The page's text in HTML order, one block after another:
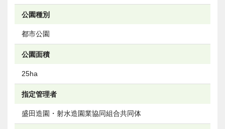
公園種別
都市公園
公園面積
25ha
指定管理者
盛田造園・射水造園業協同組合共同体